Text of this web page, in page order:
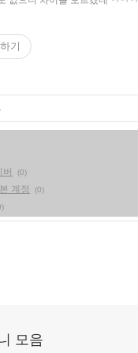
기
버 (0)
계정 (0)
모음